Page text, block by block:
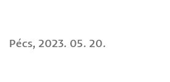
Pécs, 2023. 05. 20.